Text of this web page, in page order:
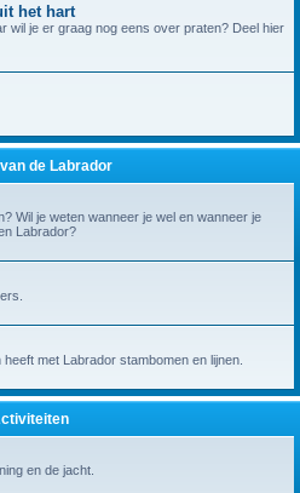
het hart
wil je er graag nog eens over praten? Deel hier
de Labrador
Wil je weten wanneer je wel en wanneer je
Labrador?
met Labrador stambomen en lijnen.
en de jacht.